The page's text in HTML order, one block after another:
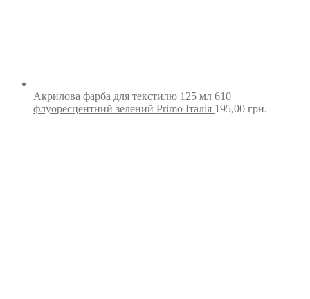
Акрилова фарба для текстилю 125 мл 610
флуоресцентний зелений Primo Італія 195,00 грн.